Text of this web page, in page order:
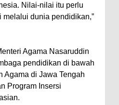
Nilai-nilai itu perlu
dunia pendidikan,”
Agama Nasaruddin
pendidikan di bawah
Agama di Jawa Tengah
Program Insersi